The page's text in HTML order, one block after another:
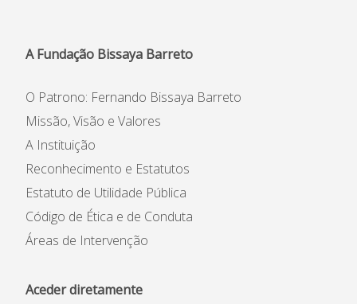
A Fundação Bissaya Barreto
O Patrono: Fernando Bissaya Barreto
Missão, Visão e Valores
A Instituição
Reconhecimento e Estatutos
Estatuto de Utilidade Pública
Código de Ética e de Conduta
Áreas de Intervenção
Aceder diretamente